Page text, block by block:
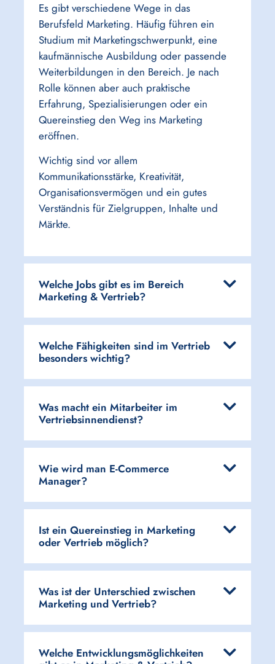
Es gibt verschiedene Wege in das
Berufsfeld Marketing. Häufig führen ein
Studium mit Marketingschwerpunkt, eine
kaufmännische Ausbildung oder passende
Weiterbildungen in den Bereich. Je nach
Rolle können aber auch praktische
Erfahrung, Spezialisierungen oder ein
Quereinstieg den Weg ins Marketing
eröffnen.
Wichtig sind vor allem
Kommunikationsstärke, Kreativität,
Organisationsvermögen und ein gutes
Verständnis für Zielgruppen, Inhalte und
Märkte.
Welche Jobs gibt es im Bereich
Marketing & Vertrieb?
Welche Fähigkeiten sind im Vertrieb
besonders wichtig?
Was macht ein Mitarbeiter im
Vertriebsinnendienst?
Wie wird man E-Commerce
Manager?
Ist ein Quereinstieg in Marketing
oder Vertrieb möglich?
Was ist der Unterschied zwischen
Marketing und Vertrieb?
Welche Entwicklungsmöglichkeiten